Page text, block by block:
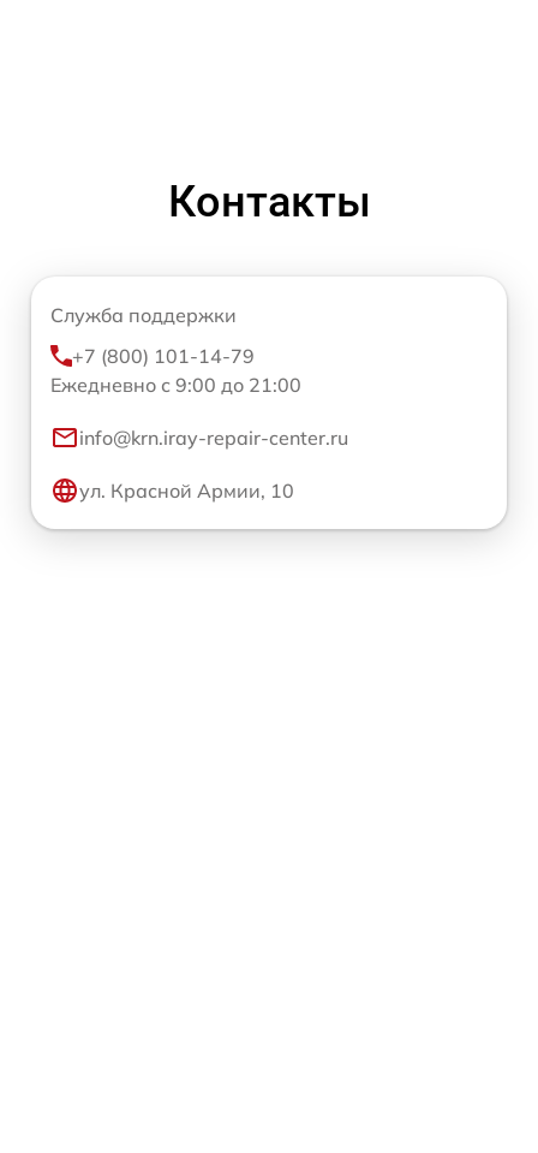
Контакты
Служба поддержки
+7 (800) 101-14-79
Ежедневно с 9:00 до 21:00
info@krn.iray-repair-center.ru
ул. Красной Армии, 10